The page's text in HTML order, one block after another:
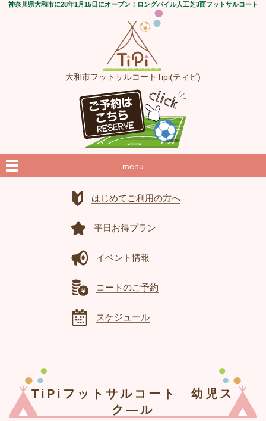
神奈川県大和市に28年1月15日にオープン！ロングパイル人工芝3面フットサルコート
大和市フットサルコートTipi(ティピ)
menu
はじめてご利用の方へ
平日お得プラン
イベント情報
コートのご予約
スケジュール
TiPiフットサルコート 幼児ス
ク―ル